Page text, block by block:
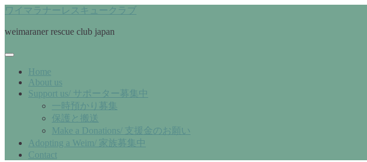
ワイマラナーレスキュークラブ
weimaraner rescue club japan
Home
About us
Support us/ サポーター募集中
一時預かり募集
保護と搬送
Make a Donations/ 支援金のお願い
Adopting a Weim/ 家族募集中
Contact